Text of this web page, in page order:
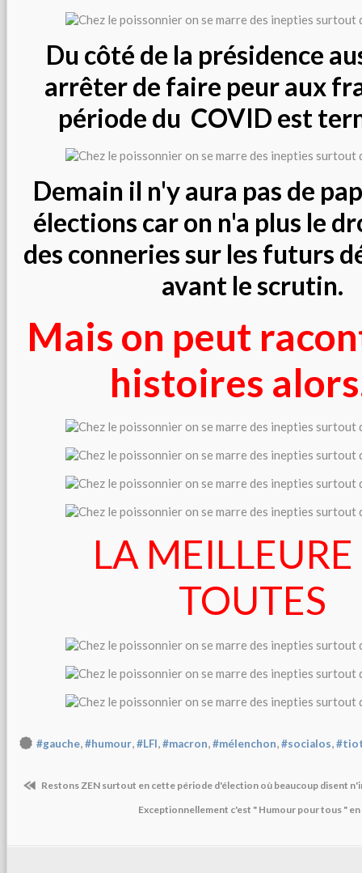
Du côté de la présidence
arrêter de faire peur aux
période du COVID est
Demain il n'y aura pas de
élections car on n'a plus le
des conneries sur les futurs
avant le scrutin.
Mais on peut
histoires
LA
TOUTES
#gauche,#humour,#LFI,#macron,#mélenchon,#socialos,
Restons ZEN surtout en cette période d'élection où beaucoup disent
Exceptionnellement c'est " Humour pour tous "